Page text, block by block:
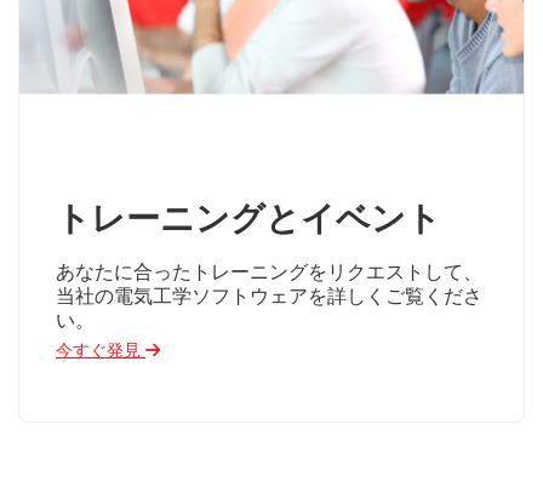
トレーニングとイベント
あなたに合ったトレーニングをリクエストして、
当社の電気工学ソフトウェアを詳しくご覧くださ
い。
今すぐ発見